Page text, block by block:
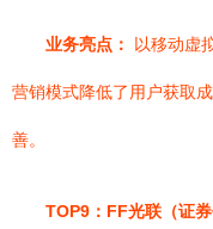
业务亮点： 以移动虚
营销模式降低了用户获取
善。
TOP9：FF光联（证券